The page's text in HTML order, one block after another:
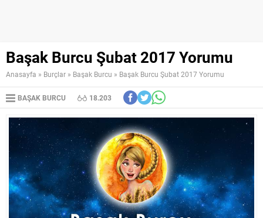
Başak Burcu Şubat 2017 Yorumu
Anasayfa » Burçlar » Başak Burcu » Başak Burcu Şubat 2017 Yorumu
BAŞAK BURCU 18.203